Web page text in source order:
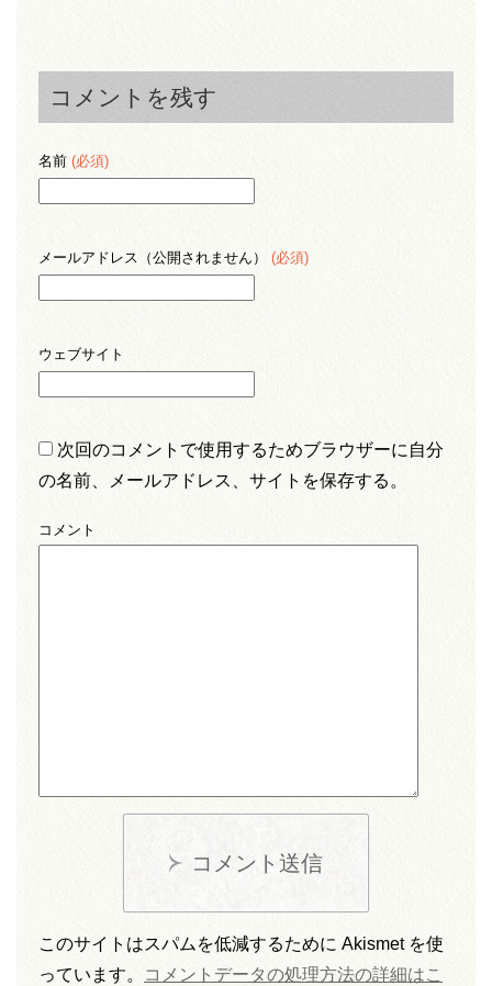
コメントを残す
名前 (必須)
メールアドレス（公開されません） (必須)
ウェブサイト
次回のコメントで使用するためブラウザーに自分
の名前、メールアドレス、サイトを保存する。
コメント
コメント送信
このサイトはスパムを低減するために Akismet を使
っています。
コメントデータの処理方法の詳細はこ